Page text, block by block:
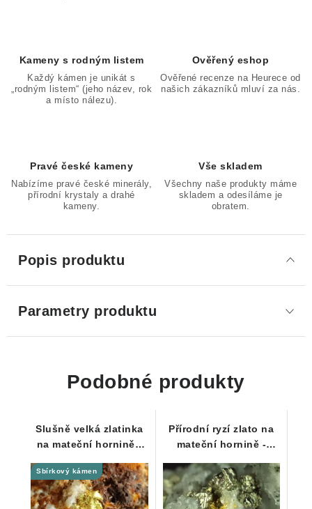
Kameny s rodným listem
Každý kámen je unikát s
„rodným listem“ (jeho název, rok
a místo nálezu).
Ověřený eshop
Ověřené recenze na Heurece od
našich zákazníků mluví za nás.
Pravé české kameny
Nabízíme pravé české minerály,
přírodní krystaly a drahé
kameny.
Vše skladem
Všechny naše produkty máme
skladem a odesíláme je
obratem.
Popis produktu
Parametry produktu
Podobné produkty
Slušně velká zlatinka
na mateční hornině -
Sbírkový kámen
Přírodní ryzí zlato na
mateční hornině -